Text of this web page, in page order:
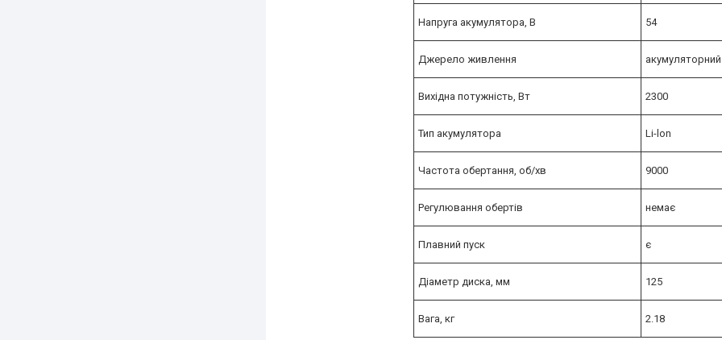
Напруга акумулятора, В 54
Джерело живлення акумуляторний
Вихідна потужність, Вт 2300
Тип акумулятора Li-lon
Частота обертання, об/хв 9000
Регулювання обертів немає
Плавний пуск є
Діаметр диска, мм 125
Вага, кг 2.18